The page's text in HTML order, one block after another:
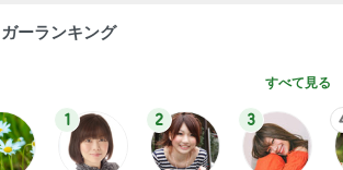
ーランキング
すべて見る
1 2 3